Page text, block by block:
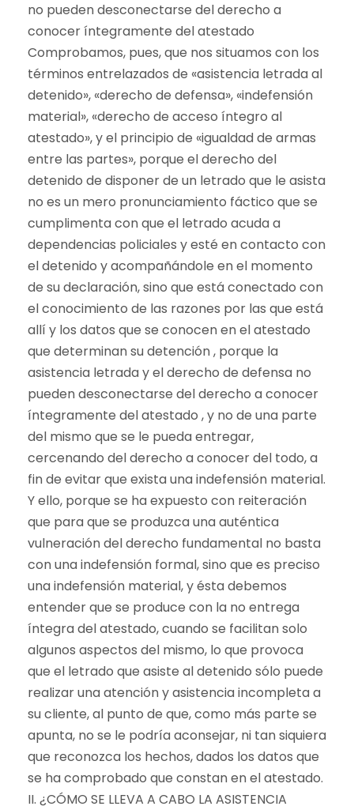
no pueden desconectarse del derecho a
conocer íntegramente del atestado
Comprobamos, pues, que nos situamos con los
términos entrelazados de «asistencia letrada al
detenido», «derecho de defensa», «indefensión
material», «derecho de acceso íntegro al
atestado», y el principio de «igualdad de armas
entre las partes», porque el derecho del
detenido de disponer de un letrado que le asista
no es un mero pronunciamiento fáctico que se
cumplimenta con que el letrado acuda a
dependencias policiales y esté en contacto con
el detenido y acompañándole en el momento
de su declaración, sino que está conectado con
el conocimiento de las razones por las que está
allí y los datos que se conocen en el atestado
que determinan su detención , porque la
asistencia letrada y el derecho de defensa no
pueden desconectarse del derecho a conocer
íntegramente del atestado , y no de una parte
del mismo que se le pueda entregar,
cercenando del derecho a conocer del todo, a
fin de evitar que exista una indefensión material.
Y ello, porque se ha expuesto con reiteración
que para que se produzca una auténtica
vulneración del derecho fundamental no basta
con una indefensión formal, sino que es preciso
una indefensión material, y ésta debemos
entender que se produce con la no entrega
íntegra del atestado, cuando se facilitan solo
algunos aspectos del mismo, lo que provoca
que el letrado que asiste al detenido sólo puede
realizar una atención y asistencia incompleta a
su cliente, al punto de que, como más parte se
apunta, no se le podría aconsejar, ni tan siquiera
que reconozca los hechos, dados los datos que
se ha comprobado que constan en el atestado.
II. ¿CÓMO SE LLEVA A CABO LA ASISTENCIA